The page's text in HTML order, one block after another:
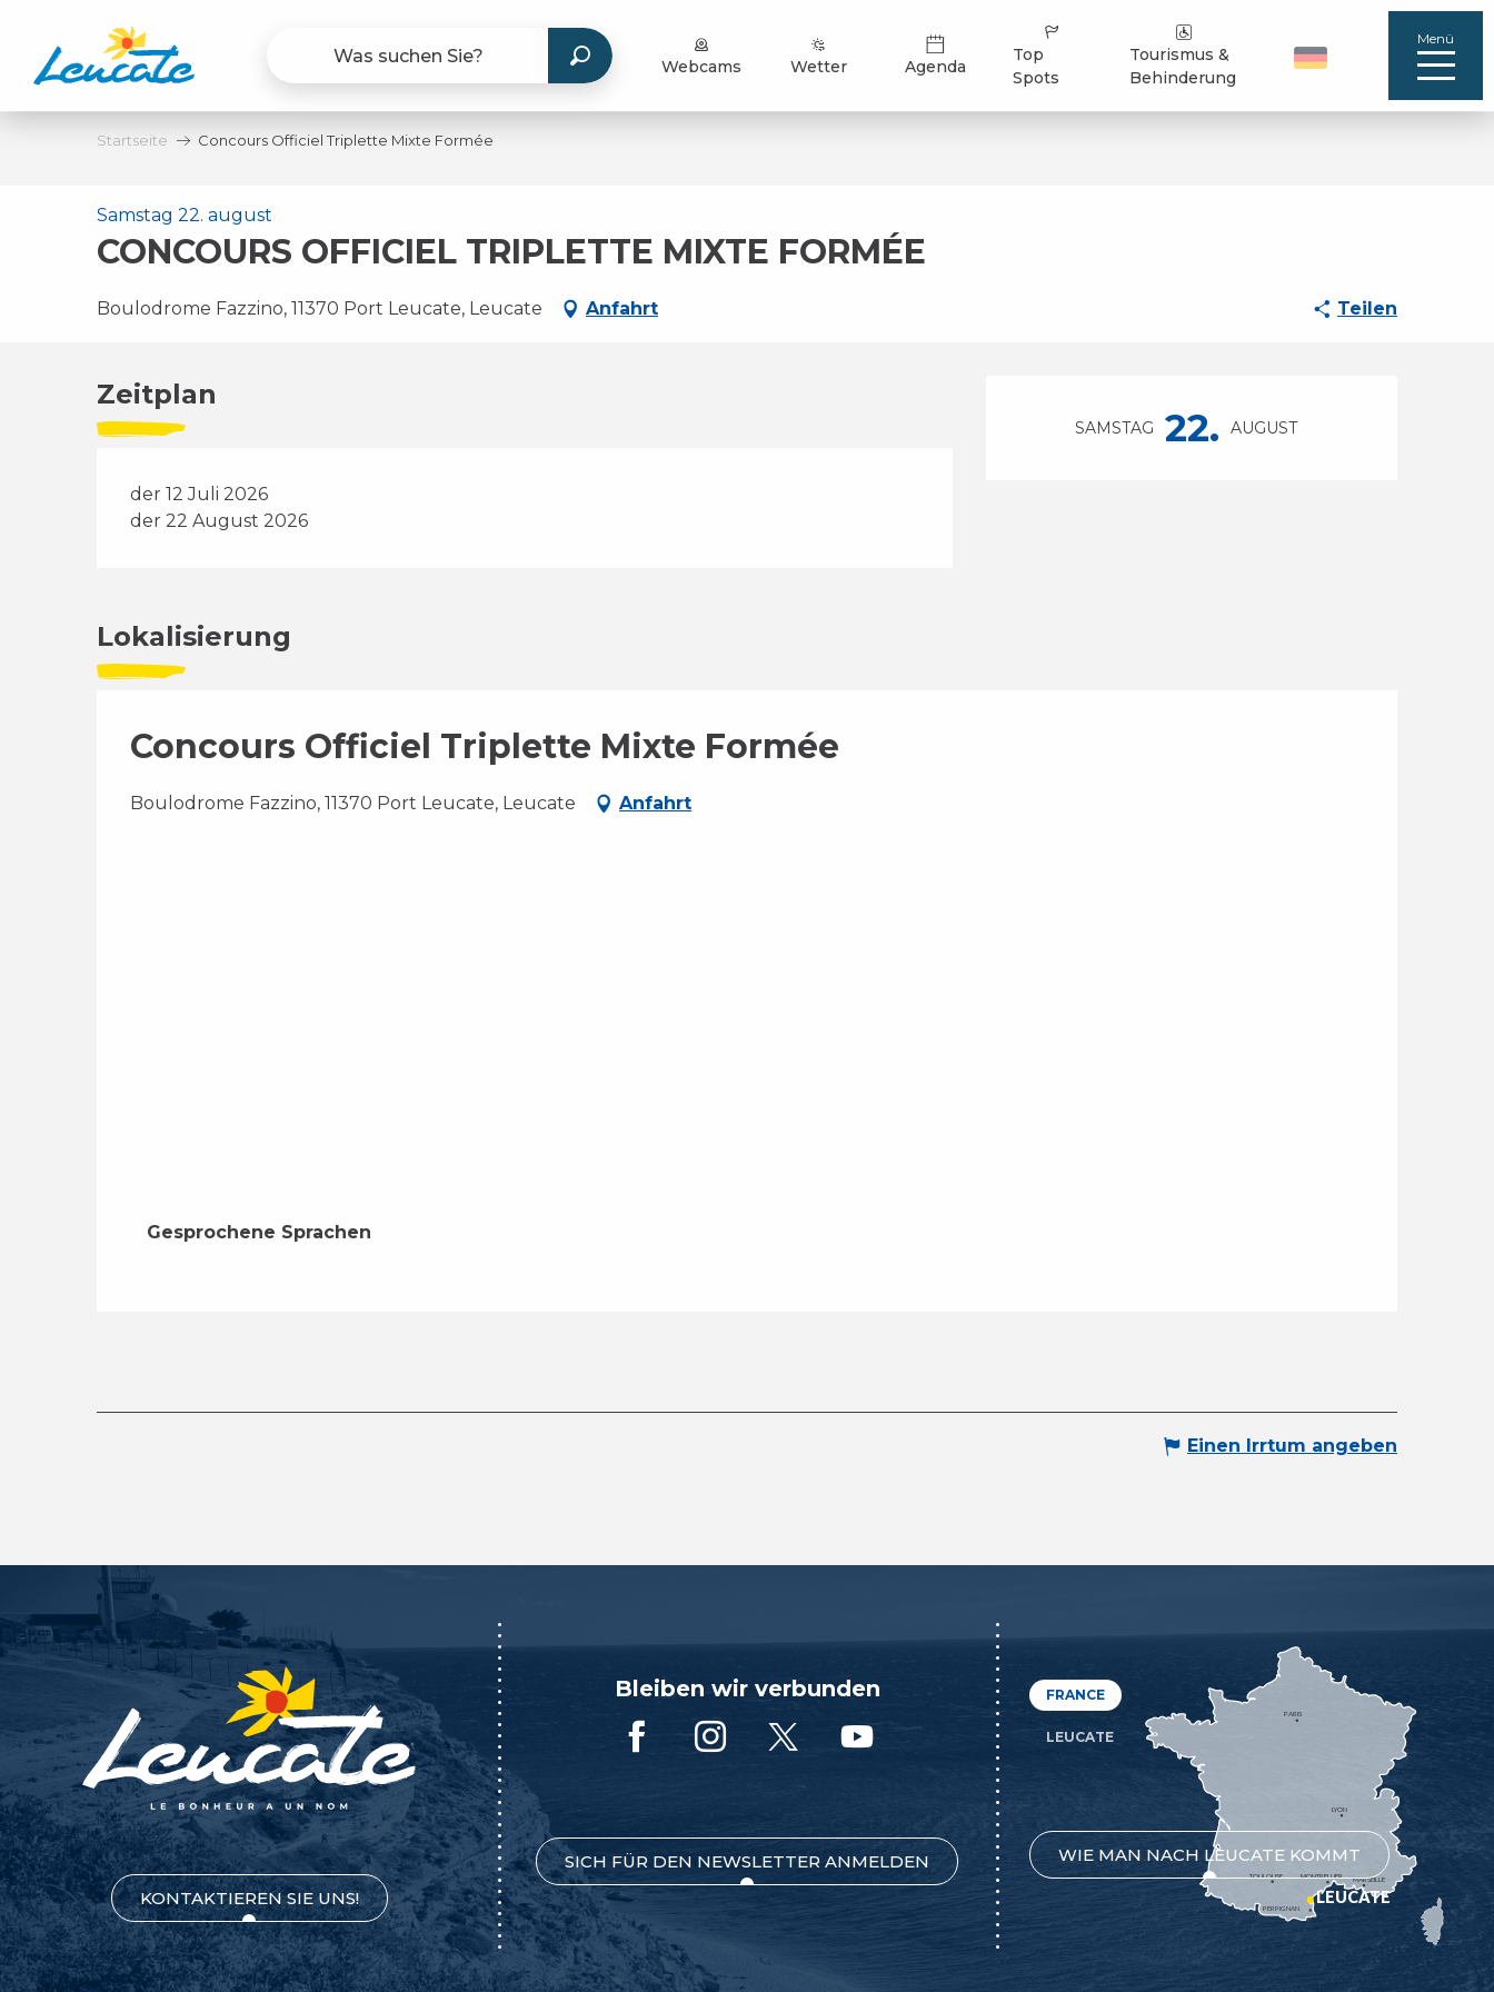
contenu
principal
Webcams Wetter Agenda
Top
Spots
Tourismus &
Behinderung
Menü
Startseite Concours Officiel Triplette Mixte Formée
Samstag 22. august
CONCOURS OFFICIEL TRIPLETTE MIXTE FORMÉE
Boulodrome Fazzino, 11370 Port Leucate, Leucate Anfahrt Teilen
Öffnungszeiten &
SAMSTAG 22. AUGUST
Zeitplan
der 12 Juli 2026
der 22 August 2026
Lokalisierung
Concours Officiel Triplette Mixte Formée
Boulodrome Fazzino, 11370 Port Leucate, Leucate Anfahrt
Gesprochene Sprachen
Gesprochene Sprachen
Einen Irrtum angeben
KONTAKTIEREN SIE UNS!
Bleiben wir verbunden
SICH FÜR DEN NEWSLETTER ANMELDEN
FRANCE
LEUCATE
WIE MAN NACH LEUCATE KOMMT
MONTPELLIER
PERPIGNAN
MARSEILLE
TOULOUSE
LYON
PARIS
LEUCATE